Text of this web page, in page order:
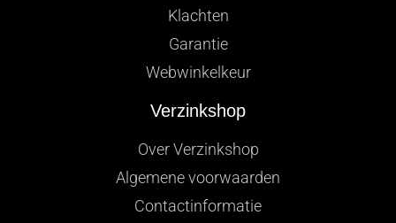
Klachten
Garantie
Webwinkelkeur
Verzinkshop
Over Verzinkshop
Algemene voorwaarden
Contactinformatie